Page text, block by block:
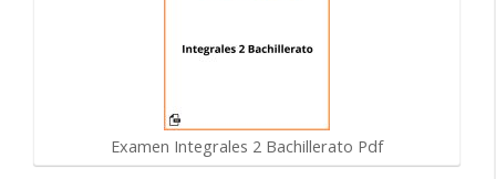
Examen Integrales 2 Bachillerato Pdf